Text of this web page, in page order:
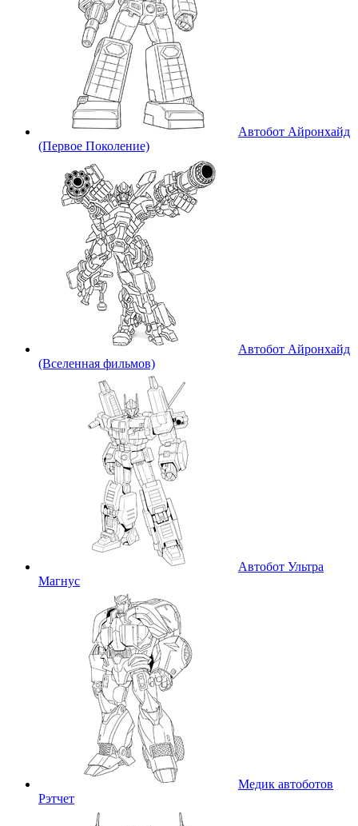
Автобот Айронхайд
(Первое Поколение)
Автобот Айронхайд
(Вселенная фильмов)
Автобот Ультра
Магнус
Медик автоботов
Рэтчет